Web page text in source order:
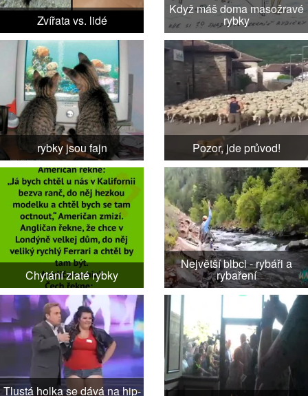
Zvířata vs. lidé
Když máš doma masožravé
rybky
rybky jsou fajn Pozor, jde průvod!
Chytání zlaté rybky
Největší blbci - rybáři a
rybaření
Tlustá holka se dává na hip-